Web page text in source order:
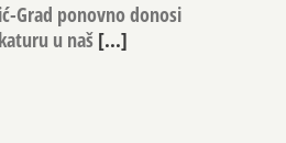
Grad ponovno donosi
u naš [...]